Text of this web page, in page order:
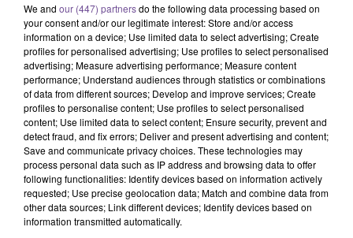
Une entreprise de Limoges recherche
un assistant administratif (H/F).
Une entreprise de Limoges recherche un assistant
administratif (H/F). Vous gérez le standard téléphonique de
l'entreprise et dispatchez les appels entrants. Vous effectuez
We and our (447) partnersdo the following data processing based on
your consent and/or our legitimate interest: Store and/or access
information on a device; Use limited data to select advertising; Create
profiles for personalised advertising; Use profiles to select personalised
advertising; Measure advertising performance; Measure content
performance; Understand audiences through statistics or combinations
of data from different sources; Develop and improve services; Create
profiles to personalise content; Use profiles to select personalised
content; Use limited data to select content; Ensure security, prevent and
detect fraud, and fix errors; Deliver and present advertising and content;
Save and communicate privacy choices. These technologies may
process personal data such as IP address and browsing data to offer
following functionalities: Identify devices based on information actively
requested; Use precise geolocation data; Match and combine data from
other data sources; Link different devices; Identify devices based on
information transmitted automatically.